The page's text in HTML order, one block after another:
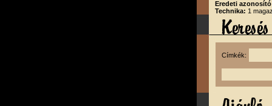
Eredeti
Technika: 1
Címkék: